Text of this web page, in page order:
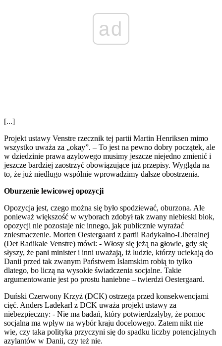
ad
[...]
Projekt ustawy Venstre rzecznik tej partii Martin Henriksen mimo
wszystko uważa za „okay”. – To jest na pewno dobry początek, ale
w dziedzinie prawa azylowego musimy jeszcze niejedno zmienić i
jeszcze bardziej zaostrzyć obowiązujące już przepisy. Wygląda na
to, że już niedługo wspólnie wprowadzimy dalsze obostrzenia.
Oburzenie lewicowej opozycji
Opozycja jest, czego można się było spodziewać, oburzona. Ale
ponieważ większość w wyborach zdobył tak zwany niebieski blok,
opozycji nie pozostaje nic innego, jak publicznie wyrażać
zniesmaczenie. Morten Oestergaard z partii Radykalno-Liberalnej
(Det Radikale Venstre) mówi: - Włosy się jeżą na głowie, gdy się
słyszy, że pani minister i inni uważają, iż ludzie, którzy uciekają do
Danii przed tak zwanym Państwem Islamskim robią to tylko
dlatego, bo liczą na wysokie świadczenia socjalne. Takie
argumentowanie jest po prostu haniebne – twierdzi Oestergaard.
Duński Czerwony Krzyż (DCK) ostrzega przed konsekwencjami
cięć. Anders Ladekarl z DCK uważa projekt ustawy za
niebezpieczny: - Nie ma badań, który potwierdzałyby, że pomoc
socjalna ma wpływ na wybór kraju docelowego. Zatem nikt nie
wie, czy taka polityka przyczyni się do spadku liczby potencjalnych
azylantów w Danii, czy też nie.